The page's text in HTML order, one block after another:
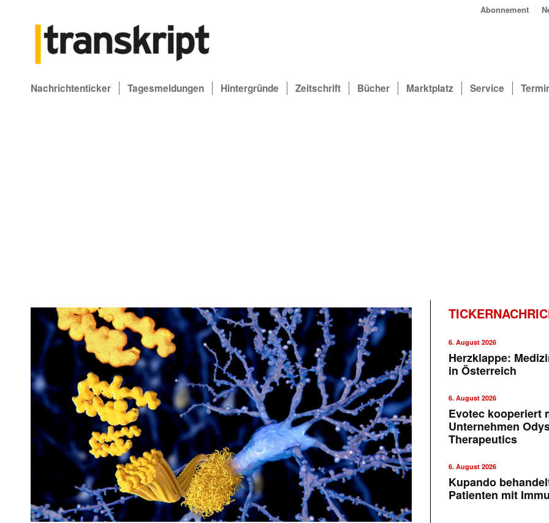
Abonnement
Nachrichtenticker Tagesmeldungen Hintergründe Zeitschrift Bücher Marktplatz Service
6. August 2026
Herzklappe:
in Österreich
6. August 2026
Evotec kooperiert
Unternehmen
Therapeutics
6. August 2026
Kupando
Patienten mit